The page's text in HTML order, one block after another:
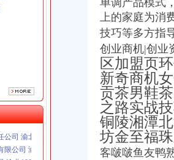
渝江100万 （工商注册）
公司 渝北100万 （进出口权）
公司 渝南10万 （工商注册）
渝沙50万 （进出口权）
司 渝北800万 （进出口权）
限公司 渝大10万 （工商注册）
北10010万 (进出口权)
渝江100万 （工商注册）
单调产品模式
上的家庭为消
技巧等多方指
创业商机|创业
区加盟页
新奇商机
贡茶男鞋
之路实战
铜陵湘潭
坊金至福
客啵啵鱼友鸭